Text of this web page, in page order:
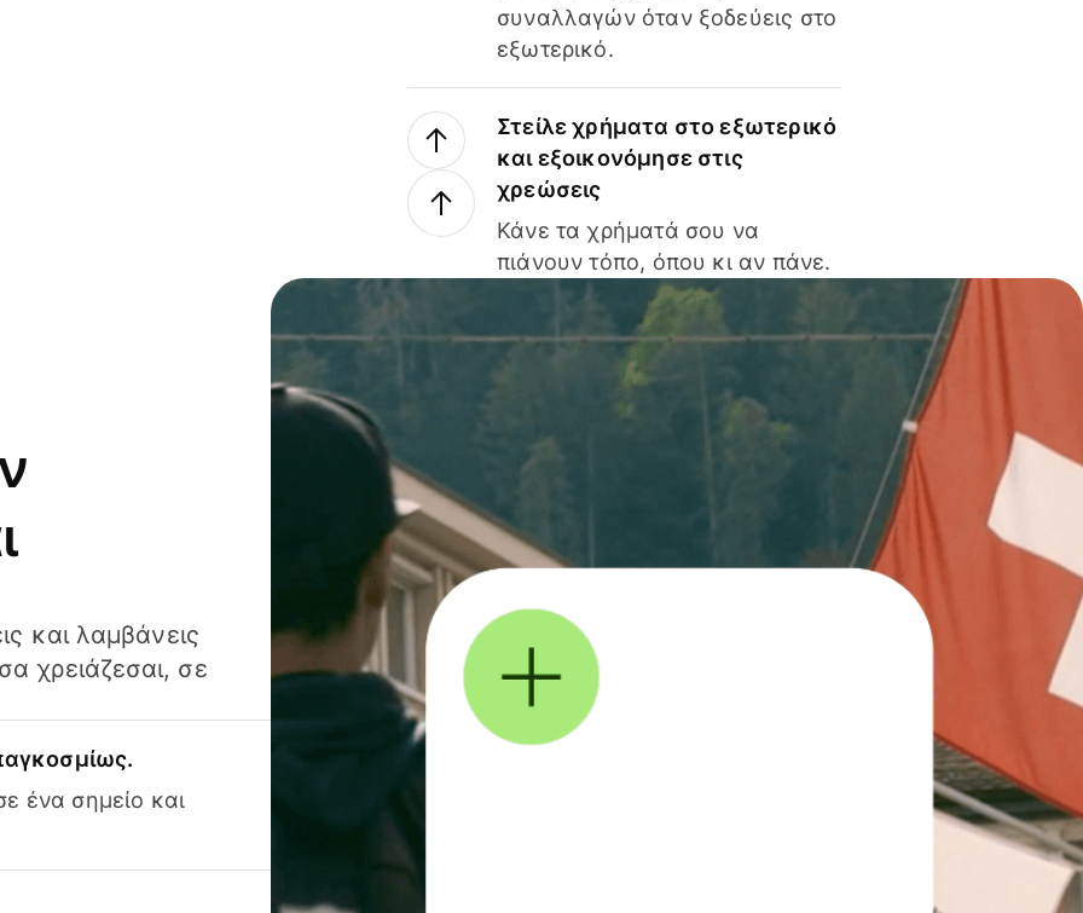
συναλλαγών όταν ξοδεύεις στο
εξωτερικό.
Στείλε χρήματα στο εξωτερικό
και εξοικονόμησε στις
χρεώσεις
Κάνε τα χρήματά σου να
πιάνουν τόπο, όπου κι αν πάνε.
και λαμβάνεις
χρειάζεσαι, σε
ένα σημείο και